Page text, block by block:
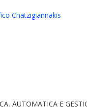
Chatzigiannakis
AUTOMATICA E